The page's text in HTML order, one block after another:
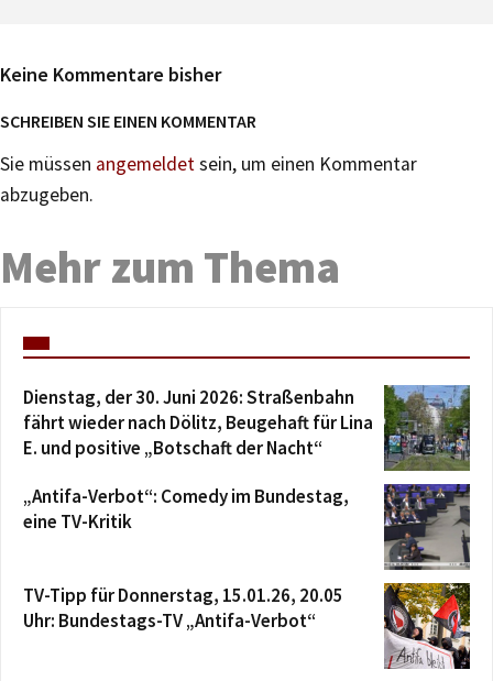
Keine Kommentare bisher
SCHREIBEN SIE EINEN KOMMENTAR
Sie müssen angemeldetsein, um einen Kommentar
abzugeben.
Mehr zum Thema
Dienstag, der 30. Juni 2026: Straßenbahn
fährt wieder nach Dölitz, Beugehaft für Lina
E. und positive „Botschaft der Nacht“
„Antifa-Verbot“: Comedy im Bundestag,
eine TV-Kritik
TV-Tipp für Donnerstag, 15.01.26, 20.05
Uhr: Bundestags-TV „Antifa-Verbot“